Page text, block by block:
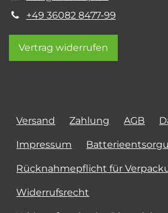
+49 36082 8477-99
Vertrag widerrufen
Versand Zahlung AGB
Impressum
Rücknahmepflicht für
Widerrufsrecht